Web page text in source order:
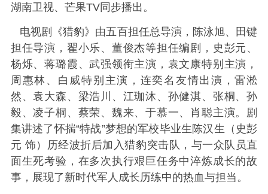
湖南卫视、芒果TV同步播出。
电视剧《猎豹》由五百担任总导演，陈泳旭、田键
担任导演，翟小乐、董俊杰等担任编剧，史彭元、
杨烁、蒋璐霞、武强领衔主演，袁文康特别主演，
周惠林、白威特别主演，连奕名友情出演，雷淞
然、袁大森、梁浩川、江珈沐、孙健淇、张桐、孙
毅、凌子桐、蔡荣、魏来、于慕一、肖聪主演。剧
集讲述了怀揣“特战”梦想的军校毕业生陈汉生（史彭
元 饰）历经波折后加入猎豹突击队，与一众队员直
面生死考验，在多次执行艰巨任务中淬炼成长的故
事，展现了新时代军人成长历练中的热血与担当。